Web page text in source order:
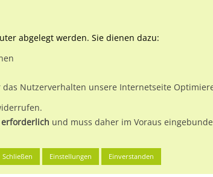
Plakatwerbung
Flockenstr. 93 quer RS
abgelegt werden. Sie dienen dazu:
Nutzerverhalten unsere Internetseite
und muss daher im Voraus
Schließen Einstellungen Einverstanden